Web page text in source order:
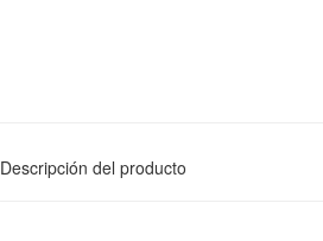
Descripción del producto